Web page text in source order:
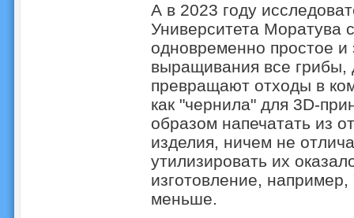
А в 2023 году
Университета Моратува
одновременно простое
выращивания все
превращают отходы в
как "чернила" для 3D-
образом напечатать из
изделия, ничем не
утилизировать их
изготовление, например,
меньше.